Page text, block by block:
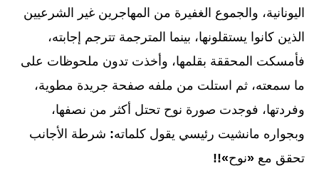
اليونانية، والجموع الغفيرة من المهاجرين غير الشرعيين
الذين كانوا يستقلونها، بينما المترجمة تترجم إجابته،
فأمسكت المحققة بقلمها، وأخذت تدون ملحوظات على
ما سمعته، ثم استلت من ملفه صفحة جريدة مطوية،
وفردتها، فوجدت صورة نوح تحتل أكثر من نصفها،
وبجواره مانشيت رئيسي يقول كلماته: شرطة الأجانب
تحقق مع «نوح»!!